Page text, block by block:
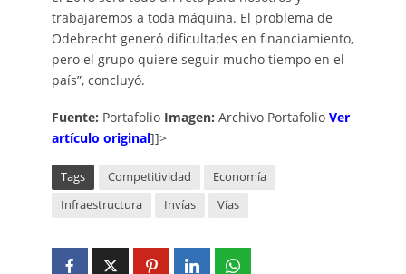
trabajaremos a toda máquina. El problema de
Odebrecht generó dificultades en financiamiento,
pero el grupo quiere seguir mucho tiempo en el
país”, concluyó.
Fuente: Portafolio Imagen: Archivo Portafolio Ver
artículo original]]>
Tags Competitividad
Economía
Infraestructura
Invías Vías